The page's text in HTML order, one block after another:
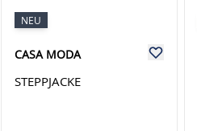
NEU
CASA MODA
STEPPJACKE